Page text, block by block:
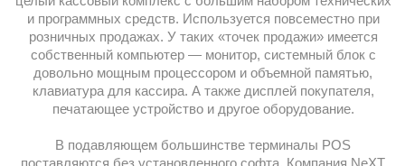
В подавляющем большинстве терминалы POS
поставляются без установленного софта. Компания NeXT
продает и устанавливает кассовые программы для них.
Предоставляемое ПО обладает обширным функционалом
как для кассовой работы, так и для управления складом,
отправки данных в фискальные органы, учета
маркированных товаров, оформления документов и т. д.